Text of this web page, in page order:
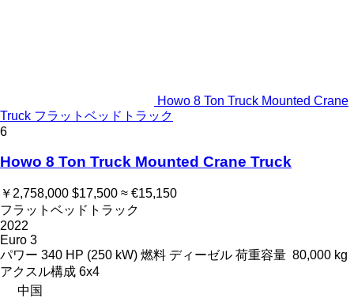
Howo 8 Ton Truck Mounted Crane
Truck フラットベッドトラック
6
Howo 8 Ton Truck Mounted Crane Truck
￥2,758,000 $17,500 ≈ €15,150
フラットベッドトラック
2022
Euro 3
パワー 340 HP (250 kW) 燃料 ディーゼル 荷重容量 80,000 kg
アクスル構成 6x4
中国